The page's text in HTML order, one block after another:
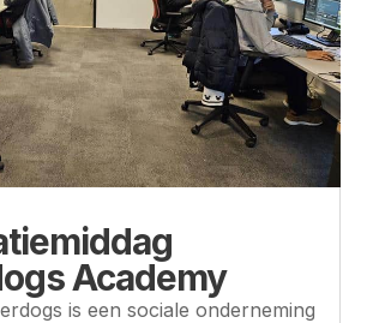
Academy
is een sociale onderneming